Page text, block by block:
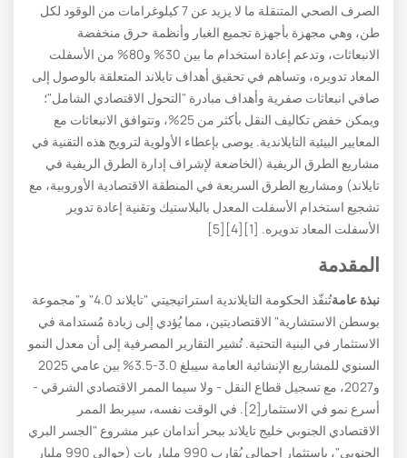
الصرف الصحي المتنقلة ما لا يزيد عن 7 كيلوغرامات من الوقود لكل
طن، وهي مجهزة بأجهزة تجميع الغبار وأنظمة حرق منخفضة
الانبعاثات، وتدعم إعادة استخدام ما بين 30% و80% من الأسفلت
المعاد تدويره، وتساهم في تحقيق أهداف تايلاند المتعلقة بالوصول إلى
صافي انبعاثات صفرية وأهداف مبادرة "التحول الاقتصادي الشامل"؛
ويمكن خفض تكاليف النقل بأكثر من 25%، وتتوافق الانبعاثات مع
المعايير البيئية التايلاندية. يوصى بإعطاء الأولوية لترويج هذه التقنية في
مشاريع الطرق الريفية (الخاضعة لإشراف إدارة الطرق الريفية في
تايلاند) ومشاريع الطرق السريعة في المنطقة الاقتصادية الأوروبية، مع
تشجيع استخدام الأسفلت المعدل بالبلاستيك وتقنية إعادة تدوير
الأسفلت المعاد تدويره. [1][4][5]
المقدمة
نبذة عامة
تُنفّذ الحكومة التايلاندية استراتيجيتي "تايلاند 4.0" و"مجموعة
بوسطن الاستشارية" الاقتصاديتين، مما يُؤدي إلى زيادة مُستدامة في
الاستثمار في البنية التحتية. تُشير التقارير المصرفية إلى أن معدل النمو
السنوي للمشاريع الإنشائية العامة سيبلغ 3.0-3.5% بين عامي 2025
و2027، مع تسجيل قطاع النقل - ولا سيما الممر الاقتصادي الشرقي -
أسرع نمو في الاستثمار[2]. في الوقت نفسه، سيربط الممر
الاقتصادي الجنوبي خليج تايلاند ببحر أندامان عبر مشروع "الجسر البري
الجنوبي"، باستثمار إجمالي يُقارب 990 مليار بات (حوالي 990 مليار